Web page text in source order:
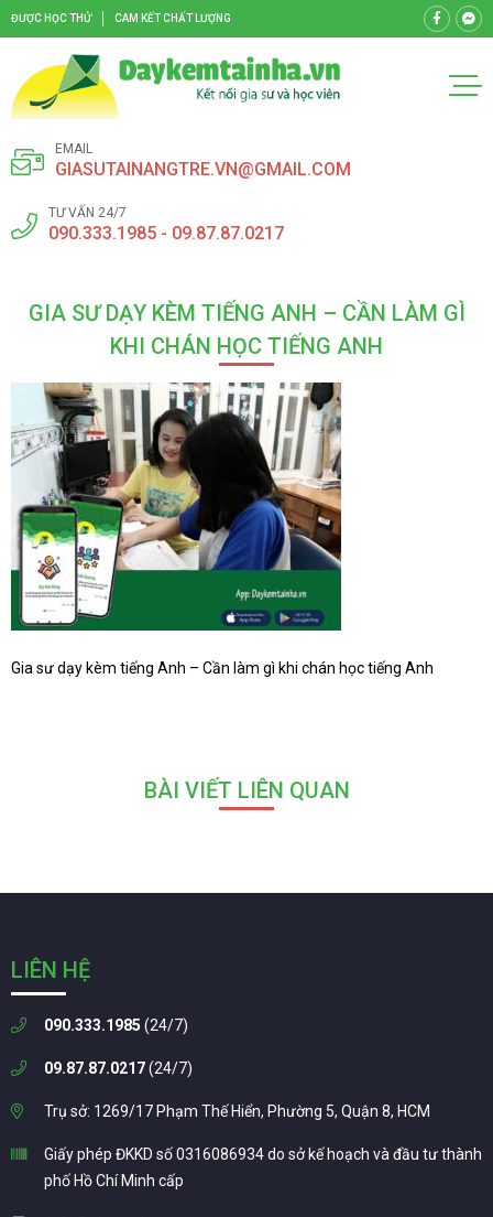
ĐƯỢC HỌC THỬ CAM KẾT CHẤT LƯỢNG
EMAIL
GIASUTAINANGTRE.VN@GMAIL.COM
TƯ VẤN 24/7
090.333.1985 - 09.87.87.0217
GIA SƯ DẠY KÈM TIẾNG ANH – CẦN LÀM GÌ
KHI CHÁN HỌC TIẾNG ANH
Gia sư dạy kèm tiếng Anh – Cần làm gì khi chán học tiếng Anh
BÀI VIẾT LIÊN QUAN
LIÊN HỆ
090.333.1985 (24/7)
09.87.87.0217(24/7)
Trụ sở: 1269/17 Phạm Thế Hiển, Phường 5, Quận 8, HCM
Giấy phép ĐKKD số 0316086934 do sở kế hoạch và đầu tư thành
phố Hồ Chí Minh cấp